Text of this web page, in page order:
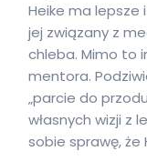
Heike ma lepsze
jej związany z
chleba. Mimo to
mentora.
„parcie do
własnych wizji z
sobie sprawę, że